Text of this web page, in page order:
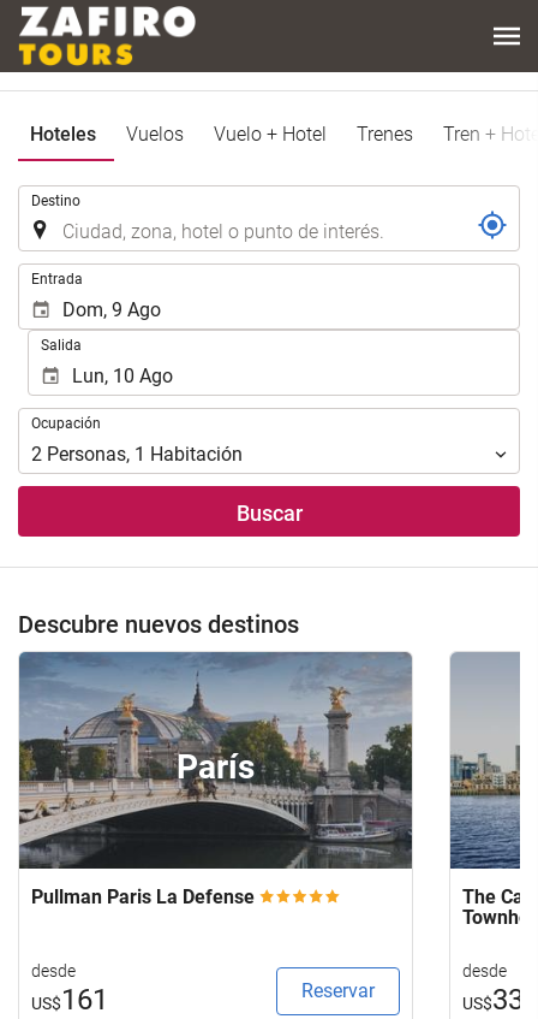
Hoteles Vuelos Vuelo + Hotel Trenes Tren +
Destino
Entrada
Salida
Ocupación
Ocupación
2 Personas, 1 Habitación
Buscar
Descubre nuevos destinos
París
Pullman Paris La Defense
desde
US$161 Reservar
The
desde
US$332